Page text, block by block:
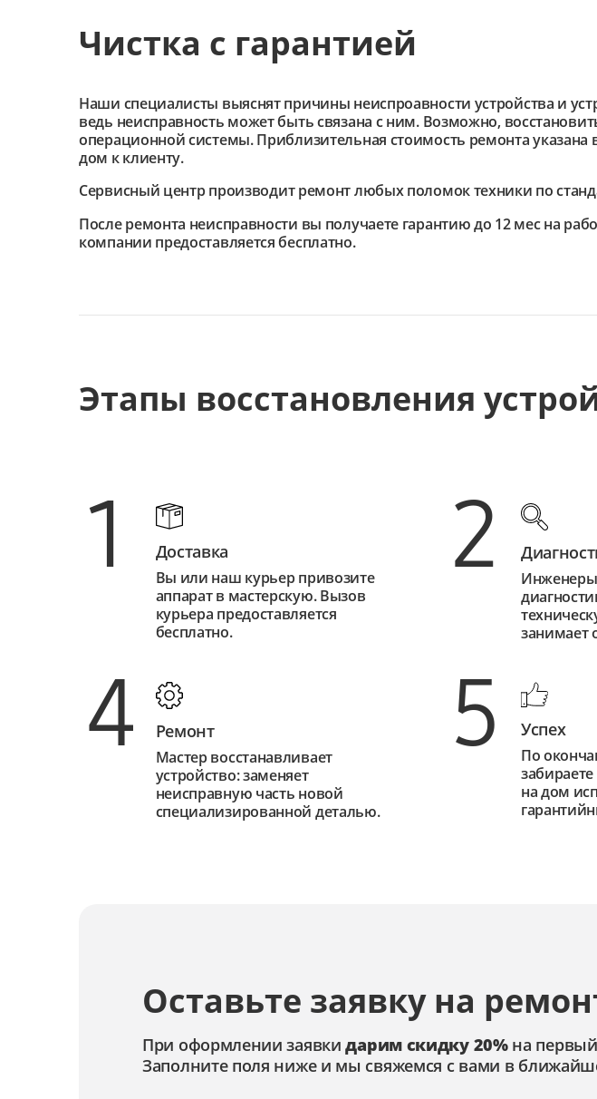
Чистка с гарантией
Наши специалисты выяснят причины неиспроавности устройства и
ведь неисправность может быть связана с ним. Возможно,
операционной системы. Приблизительная стоимость ремонта
дом к клиенту.
Сервисный центрпроизводит ремонт любых поломок техники по
После ремонта неисправности вы получаете гарантию до 12 мес на
компании предоставляется бесплатно.
Этапы восстановления
1 Доставка
Вы или наш курьер привозите
аппарат в мастерскую. Вызов
курьера предоставляется
бесплатно.
2
занимает
4 Ремонт
Мастер восстанавливает
устройство: заменяет
неисправную часть новой
специализированной деталью.
5 Успех
По
на дом
Оставьте заявку на
При оформлении заявкидарим скидку 20%на
Заполните поля ниже и мы свяжемся с вами в